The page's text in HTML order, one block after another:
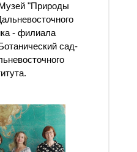
"Природы
- филиала
сад-